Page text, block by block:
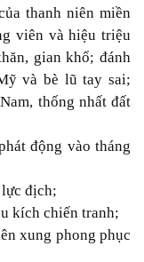
thanh niên miền
viên và hiệu triệu
gian khổ; đánh
và bè lũ tay sai;
thống nhất đất
động vào tháng
địch;
kích chiến tranh;
xung phong phục